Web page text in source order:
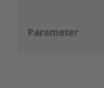
Parameter